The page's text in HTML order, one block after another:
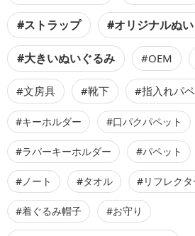
#ストラップ #オリジナルぬ
#大きいぬいぐるみ #OEM
#文房具 #靴下 #指入れパ
#キーホルダー #口パクパペット
#ラバーキーホルダー #パペット
#ノート #タオル #リフレクタ
#着ぐるみ帽子 #お守り